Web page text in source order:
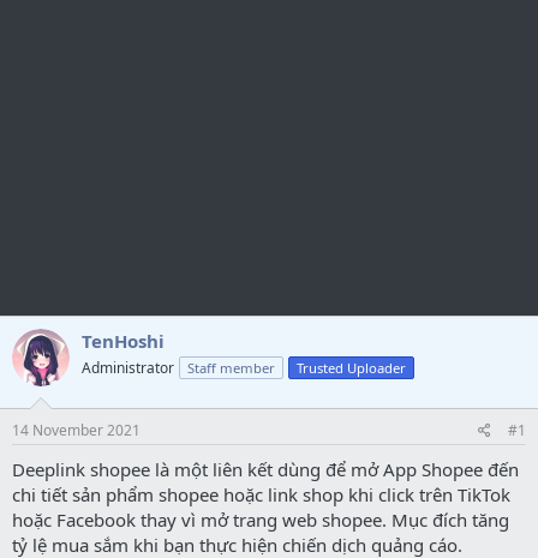
TenHoshi
Administrator Staff member Trusted Uploader
14 November 2021 #1
Deeplink shopee là một liên kết dùng để mở App Shopee đến
chi tiết sản phẩm shopee hoặc link shop khi click trên TikTok
hoặc Facebook thay vì mở trang web shopee. Mục đích tăng
tỷ lệ mua sắm khi bạn thực hiện chiến dịch quảng cáo.